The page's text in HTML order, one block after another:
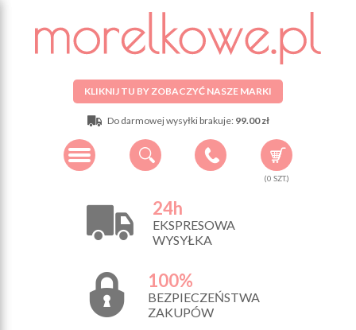
KLIKNIJ TU BY ZOBACZYĆ NASZE MARKI
Do darmowej wysyłki brakuje: 99.00 zł
(0 SZT.)
24h
EKSPRESOWA
WYSYŁKA
100%
BEZPIECZEŃSTWA
ZAKUPÓW